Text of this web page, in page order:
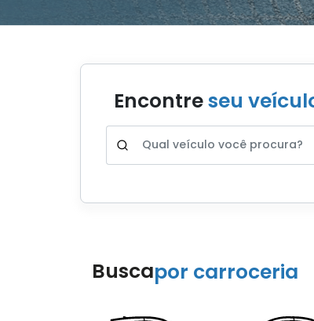
Encontreseu
Buscapor carroceria